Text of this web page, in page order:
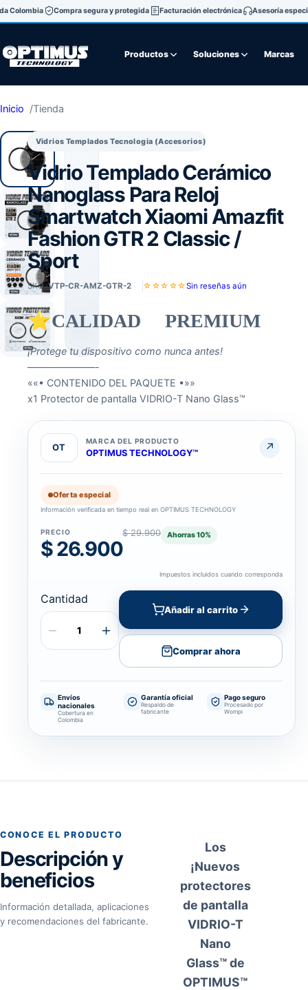
Colombia Compra segura y protegida Facturación electrónica Asesoría
Productos Soluciones Marcas
Inicio Tienda
Vidrios Templados Tecnologia (Accesorios)
Vidrio Templado Cerámico
Nanoglass Para Reloj
Smartwatch Xiaomi Amazfit
Fashion GTR 2 Classic /
Sport
SKU:VTP-CR-AMZ-GTR-2 ☆☆☆☆☆Sin reseñas aún
⭐CALIDAD PREMIUM
¡Protege tu dispositivo como nunca antes!
———————-
««• CONTENIDO DEL PAQUETE •»»
x1 Protector de pantalla VIDRIO-T Nano Glass™
OT
MARCA DEL PRODUCTO
OPTIMUS TECHNOLOGY™ ↗
Oferta especial
Información verificada en tiempo real en OPTIMUS TECHNOLOGY
PRECIO
$ 26.900
$ 29.900 Ahorras10%
Impuestos incluidos cuando corresponda
Cantidad
Añadir al carrito
Comprar ahora
Envíos
nacionales
Cobertura en
Colombia
Garantía oficial
Respaldo de
fabricante
Pago seguro
Procesado por
Wompi
CONOCE EL PRODUCTO
Descripción y
beneficios
Información detallada, aplicaciones
y recomendaciones del fabricante.
Los
¡Nuevos
protectores
de pantalla
VIDRIO-T
Nano
Glass™ de
OPTIMUS™